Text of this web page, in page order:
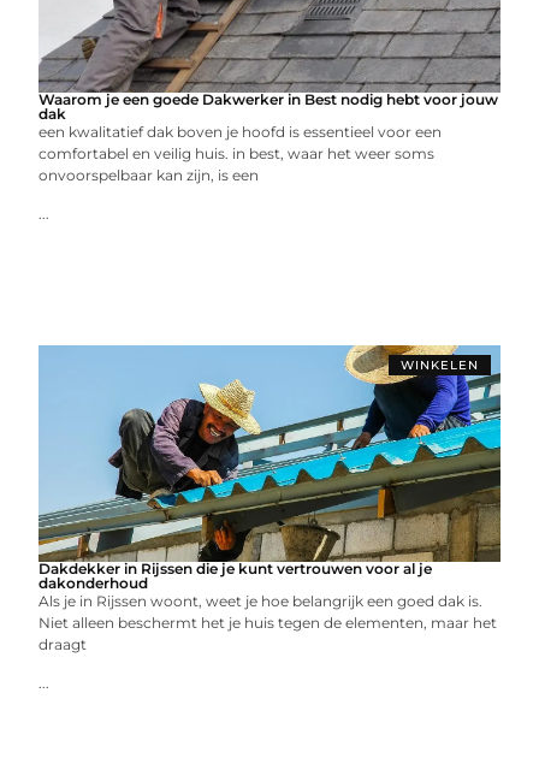
Waarom je een goede Dakwerker in Best nodig hebt voor jouw
dak
een kwalitatief dak boven je hoofd is essentieel voor een
comfortabel en veilig huis. in best, waar het weer soms
onvoorspelbaar kan zijn, is een
...
WINKELEN
Dakdekker in Rijssen die je kunt vertrouwen voor al je
dakonderhoud
Als je in Rijssen woont, weet je hoe belangrijk een goed dak is.
Niet alleen beschermt het je huis tegen de elementen, maar het
draagt
...